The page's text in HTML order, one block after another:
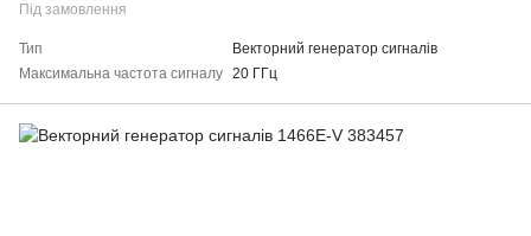
Під замовлення
Тип
Векторний генератор сигналів
Максимальна частота сигналу 20 ГГц